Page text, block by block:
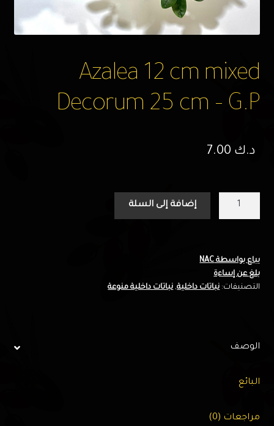
Azalea 12 cm mixed
Decorum 25 cm – G.P
د.ك
mixed
Decorum
25
إضافة إلى السلة
يباع بواسطة NAC
بلغ عن إساءة
التصنيفات:نباتات داخلية,نباتات داخلية منوعة
الوصف
البائع
مراجعات (0)